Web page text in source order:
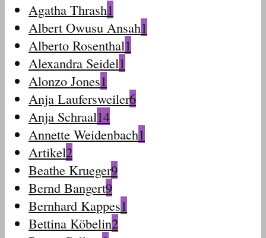
Agatha Thrash1
Albert Owusu Ansah1
Alberto Rosenthal1
Alexandra Seidel1
Alonzo Jones1
Anja Laufersweiler6
Anja Schraal14
Annette Weidenbach1
Artikel2
Beathe Krueger9
Bernd Bangert9
Bernhard Kappes1
Bettina Köbelin2